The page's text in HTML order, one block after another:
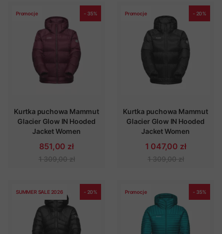
Promocje - 35%
Kurtka puchowa Mammut
Glacier Glow IN Hooded
Jacket Women
851,00 zł
1 309,00 zł
Promocje - 20%
Kurtka puchowa Mammut
Glacier Glow IN Hooded
Jacket Women
1 047,00 zł
1 309,00 zł
SUMMER SALE 2026 - 20% Promocje - 35%